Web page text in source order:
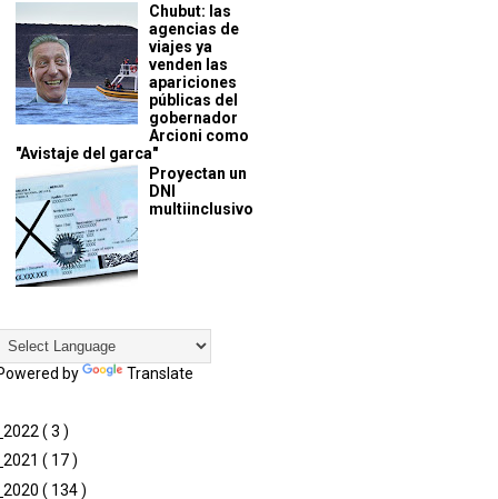
Chubut: las
agencias de
viajes ya
venden las
apariciones
públicas del
gobernador
Arcioni como
"Avistaje del garca"
Proyectan un
DNI
multiinclusivo
by Translate
2022 ( 3 )
2021 ( 17 )
2020 ( 134 )